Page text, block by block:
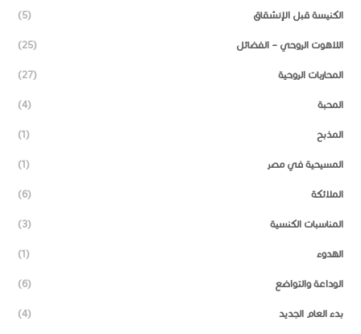
الكنيسة قبل الإنشقاق (5)
اللاهوت الروحي – الفضائل (25)
المحاربات الروحية (27)
المحبة (4)
المذبح (1)
المسيحية في مصر (1)
الملائكة (6)
المناسبات الكنسية (3)
الهدوء (1)
الوداعة والتواضع (6)
بدء العام الجديد (4)